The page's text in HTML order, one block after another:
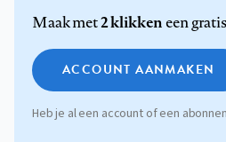
Maak met2 klikkeneen
ACCOUNT AANMAKEN
Heb je al een account of een